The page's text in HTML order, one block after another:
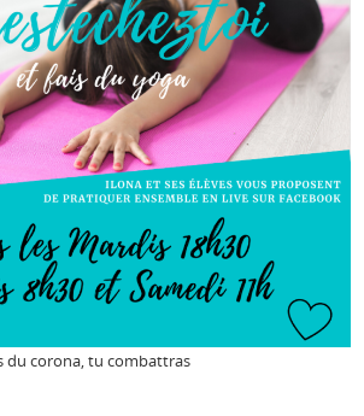
du corona, tu combattras